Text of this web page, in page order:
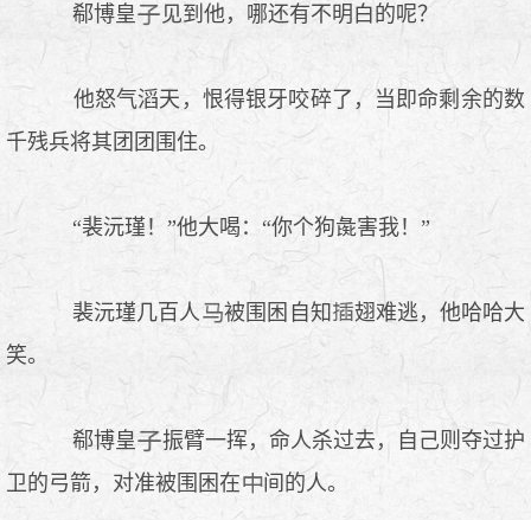
郗博皇 见到他，哪还有不明白的呢？
他怒气滔天，恨得银牙咬碎了，当即命剩余的数
千残兵将其团团围住。
“裴沅瑾！”他大喝：“你个狗彘害我！”
裴沅瑾几百人 被围困自知
翅难逃，他哈哈大
笑。
郗博皇
振臂一挥，命人杀过去，自己则夺过护
卫的弓箭，对准被围困在
间的人。